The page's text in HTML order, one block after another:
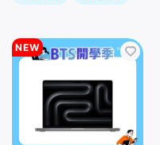
NEW